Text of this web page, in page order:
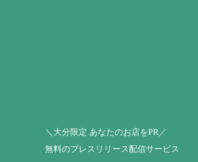
＼大分限定 あなたのお店をPR／
無料のプレスリリース配信サービス